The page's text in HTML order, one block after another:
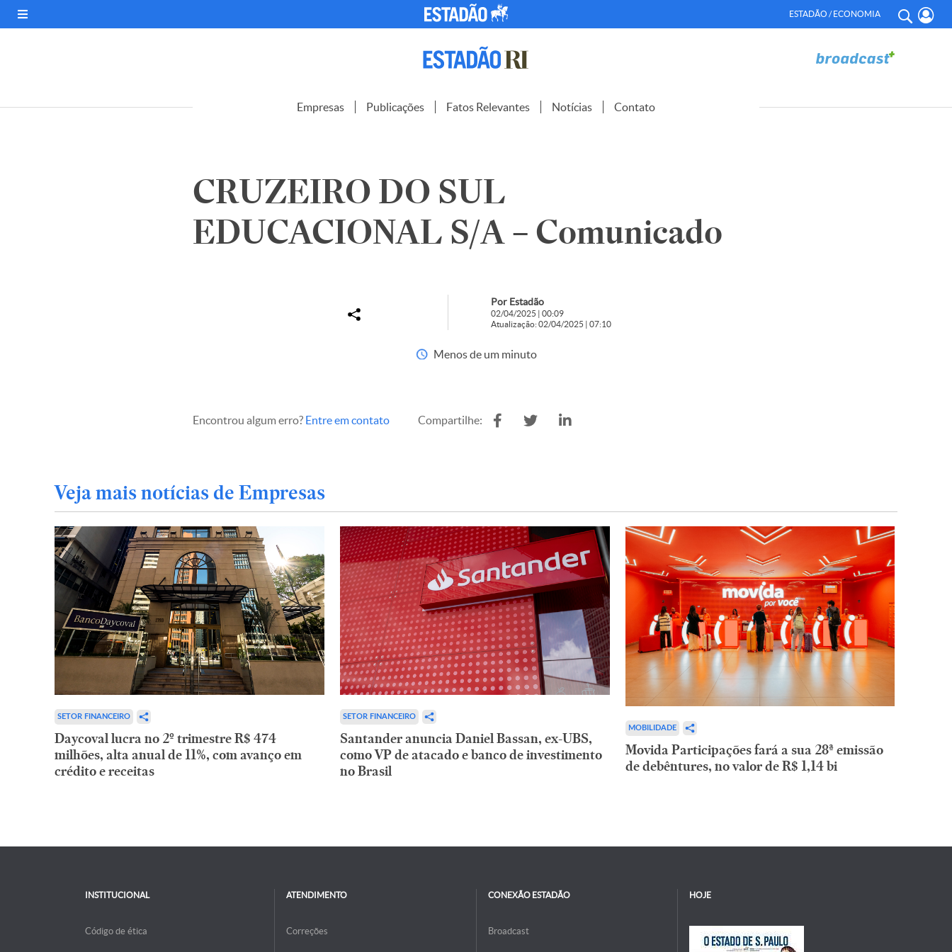
ESTADÃO / ECONOMIA
Empresas Publicações Fatos Relevantes Notícias Contato
CRUZEIRO DO SUL
EDUCACIONAL S/A – Comunicado
Por Estadão
02/04/2025 | 00:09
Atualização: 02/04/2025 | 07:10
Menos de um minuto
Encontrou algum erro? Entre em contato Compartilhe:
Veja mais notícias de Empresas
SETOR FINANCEIRO
Daycoval lucra no 2º trimestre R$ 474
milhões, alta anual de 11%, com avanço em
crédito e receitas
SETOR FINANCEIRO
Santander anuncia Daniel Bassan, ex-UBS,
como VP de atacado e banco de investimento
no Brasil
MOBILIDADE
Movida Participações fará a sua 28ª emissão
de debêntures, no valor de R$ 1,14 bi
INSTITUCIONAL
Código de ética
ATENDIMENTO
Correções
CONEXÃO ESTADÃO
Broadcast
HOJE